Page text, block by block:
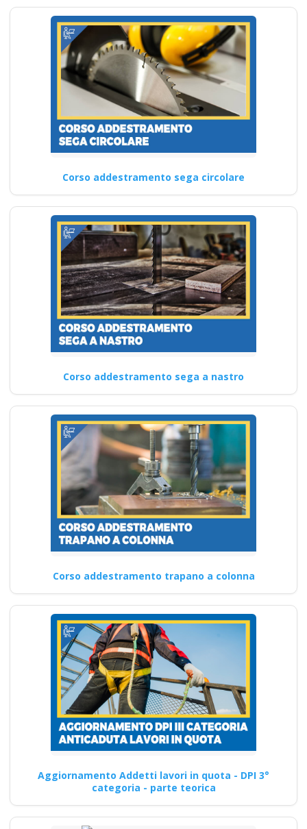
Corso addestramento sega circolare
Corso addestramento sega a nastro
Corso addestramento trapano a colonna
Aggiornamento Addetti lavori in quota - DPI 3°
categoria - parte teorica